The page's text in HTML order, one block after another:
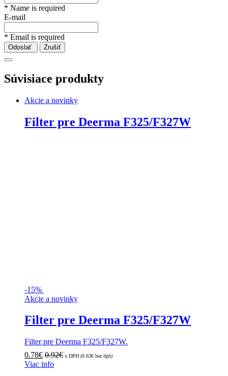
* Name is required
E-mail
* Email is required
Odoslať Zrušiť
Súvisiace produkty
Akcie a novinky
Filter pre Deerma F325/F327W
-15%
Akcie a novinky
Filter pre Deerma F325/F327W
Filter pre Deerma F325/F327W.
0.78€ 0.92€ s DPH (0.63€ bez dph)
Viac info